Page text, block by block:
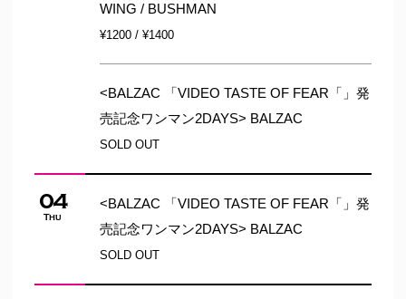
WING / BUSHMAN
¥1200 / ¥1400
<BALZAC 「VIDEO TASTE OF FEAR「」発
売記念ワンマン2DAYS> BALZAC
SOLD OUT
04
Thu
<BALZAC 「VIDEO TASTE OF FEAR「」発
売記念ワンマン2DAYS> BALZAC
SOLD OUT